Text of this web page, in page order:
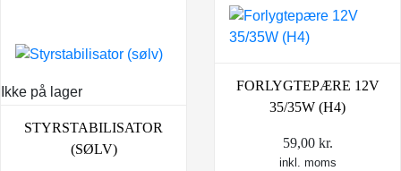
Ikke på lager
STYRSTABILISATOR
(SØLV)
FORLYGTEPÆRE 12V
35/35W (H4)
59,00 kr.
inkl. moms